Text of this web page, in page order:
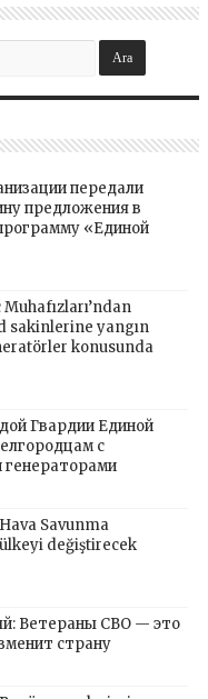
передали
предложения в
«Единой
sakinlerine yangın
konusunda
Гвардии Единой
с
генераторами
Savunma
değiştirecek
Ветераны СВО — это
страну